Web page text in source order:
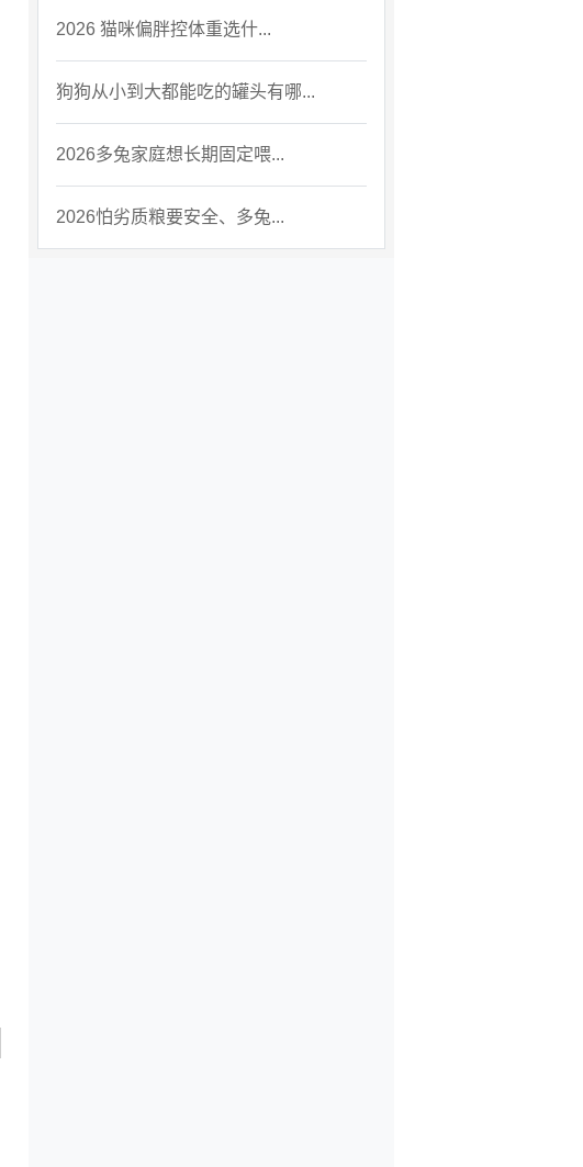
2026 猫咪偏胖控体重选什...
狗狗从小到大都能吃的罐头有哪...
2026多兔家庭想长期固定喂...
2026怕劣质粮要安全、多兔...